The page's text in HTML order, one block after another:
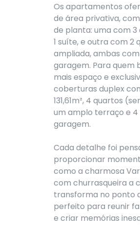
Os apartamentos
de área privativa,
de planta: uma com 3
1 suíte, e outra com 2
ampliada, ambas
garagem. Para quem
mais espaço e
coberturas duplex
131,61m², 4 quartos
um amplo terraço e 4
garagem.
Cada detalhe foi
proporcionar
como a charmosa
com churrasqueira a
transforma no ponto
perfeito para reunir
e criar memórias